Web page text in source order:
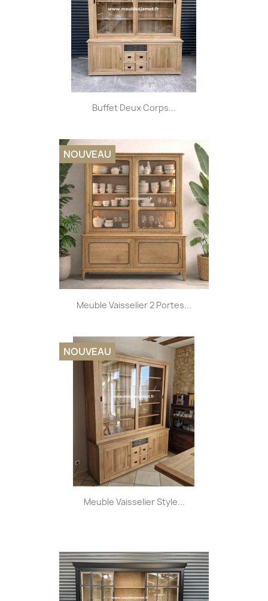
Buffet Deux Corps...
Meuble Vaisselier 2 Portes...
NOUVEAU
Meuble Vaisselier Style...
NOUVEAU